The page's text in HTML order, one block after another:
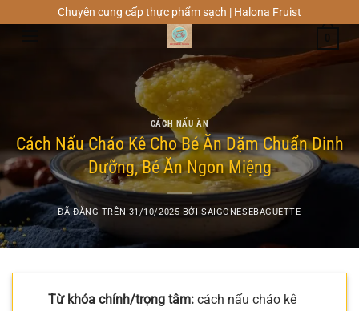
đến
Chuyên cung cấp thực phẩm sạch | Halona Fruist
CÁCH NẤU ĂN
Cách Nấu Cháo Kê Cho Bé Ăn Dặm Chuẩn Dinh
Dưỡng, Bé Ăn Ngon Miệng
ĐÃ ĐĂNG TRÊN 31/10/2025 BỞISAIGONESEBAGUETTE
Từ khóa chính/trọng tâm: cách nấu cháo kê